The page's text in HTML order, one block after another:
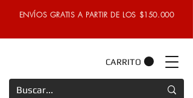
ENVÍOS GRATIS A PARTIR DE LOS $150.000
CARRITO